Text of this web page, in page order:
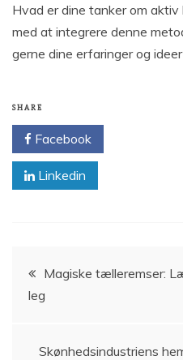
Hvad er dine tanker om
med at integrere denne
gerne dine erfaringer og
SHARE
Facebook
Linkedin
Magiske tælleremser:
leg
Skønhedsindustriens